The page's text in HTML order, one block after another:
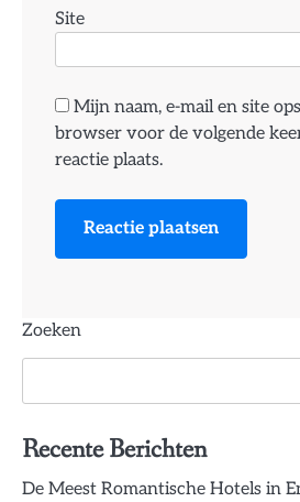
Site
Mijn naam, e-mail en site
browser voor de volgende
reactie plaats.
Zoeken
Recente Berichten
De Meest Romantische Hotels in